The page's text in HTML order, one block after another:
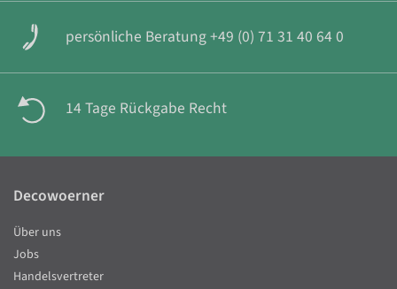
persönliche Beratung +49 (0) 71 31 40 64 0
14 Tage Rückgabe Recht
Decowoerner
Über uns
Jobs
Handelsvertreter